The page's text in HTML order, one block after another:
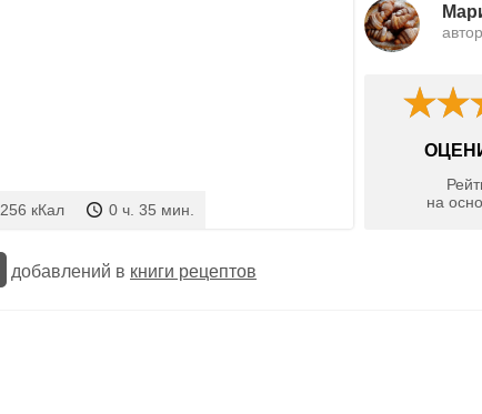
256 кКал 0 ч. 35 мин.
на
добавлений в книги рецептов